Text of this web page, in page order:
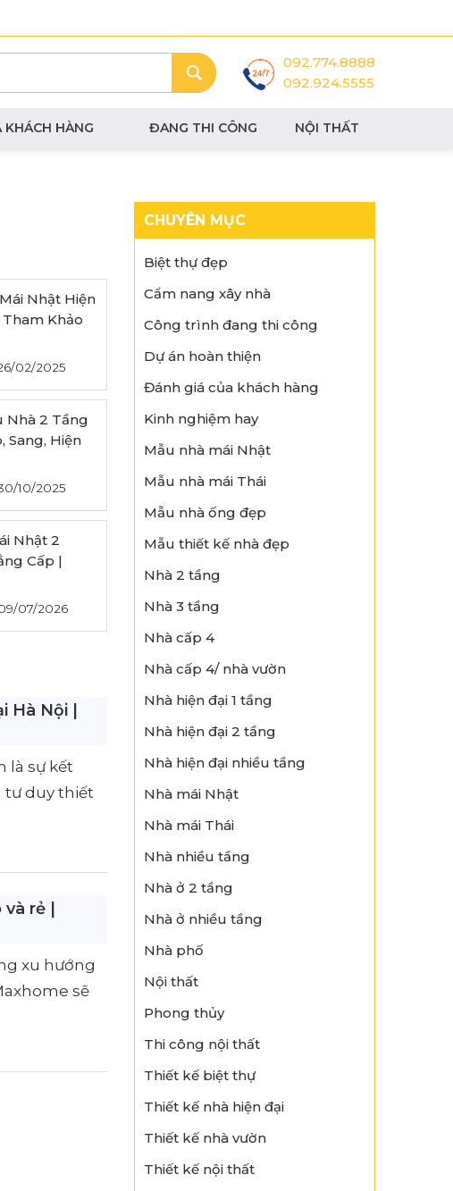
092.774.8888
092.924.5555
KHÁCH HÀNG ĐANG THI CÔNG NỘI THẤT
Nhật Hiện
Khảo
02/2025
Nhà 2 Tầng
Sang, Hiện
10/2025
Nhật 2
Cấp |
07/2026
Nội |
là sự kết
tư duy thiết
rẻ |
xu hướng
sẽ
CHUYÊN MỤC
Biệt thự đẹp
Cẩm nang xây nhà
Công trình đang thi công
Dự án hoàn thiện
Đánh giá của khách hàng
Kinh nghiệm hay
Mẫu nhà mái Nhật
Mẫu nhà mái Thái
Mẫu nhà ống đẹp
Mẫu thiết kế nhà đẹp
Nhà 2 tầng
Nhà 3 tầng
Nhà cấp 4
Nhà cấp 4/ nhà vườn
Nhà hiện đại 1 tầng
Nhà hiện đại 2 tầng
Nhà hiện đại nhiều tầng
Nhà mái Nhật
Nhà mái Thái
Nhà nhiều tầng
Nhà ở 2 tầng
Nhà ở nhiều tầng
Nhà phố
Nội thất
Phong thủy
Thi công nội thất
Thiết kế biệt thự
Thiết kế nhà hiện đại
Thiết kế nhà vườn
Thiết kế nội thất